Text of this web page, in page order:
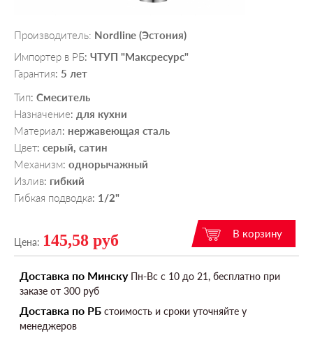
Производитель: Nordline (Эстония)
Импортер в РБ: ЧТУП "Максресурс"
Гарантия: 5 лет
Тип: Смеситель
Назначение: для кухни
Материал: нержавеющая сталь
Цвет: серый, сатин
Механизм: однорычажный
Излив: гибкий
Гибкая подводка: 1/2"
Цена: 145,58 руб
Доставка по МинскуПн-Вс c 10 до 21, бесплатно при
заказе от 300 руб
Доставка по РБ стоимость и сроки уточняйте у
менеджеров